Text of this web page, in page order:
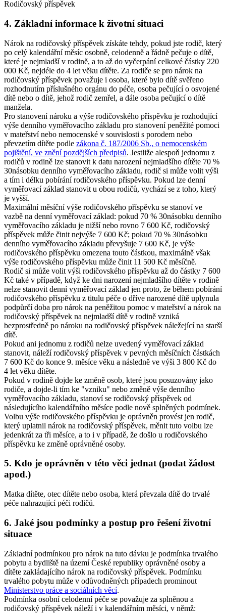
Rodičovský příspěvek
4. Základní informace k životní situaci
Nárok na rodičovský příspěvek získáte tehdy, pokud jste rodič, který
po celý kalendářní měsíc osobně, celodenně a řádně pečuje o dítě,
které je nejmladší v rodině, a to až do vyčerpání celkové částky 220
000 Kč, nejdéle do 4 let věku dítěte. Za rodiče se pro nárok na
rodičovský příspěvek považuje i osoba, které bylo dítě svěřeno
rozhodnutím příslušného orgánu do péče, osoba pečující o osvojené
dítě nebo o dítě, jehož rodič zemřel, a dále osoba pečující o dítě
manžela.
Pro stanovení nároku a výše rodičovského příspěvku je rozhodující
výše denního vyměřovacího základu pro stanovení peněžité pomoci
v mateřství nebo nemocenské v souvislosti s porodem nebo
převzetím dítěte podle zákona č. 187/2006 Sb., o nemocenském
pojištění, ve znění pozdějších předpisů. Jestliže alespoň jednomu z
rodičů v rodině lze stanovit k datu narození nejmladšího dítěte 70 %
30násobku denního vyměřovacího základu, rodič si může volit výši
a tím i délku pobírání rodičovského příspěvku. Pokud lze denní
vyměřovací základ stanovit u obou rodičů, vychází se z toho, který
je vyšší.
Maximální měsíční výše rodičovského příspěvku se stanoví ve
vazbě na denní vyměřovací základ: pokud 70 % 30násobku denního
vyměřovacího základu je nižší nebo rovno 7 600 Kč, rodičovský
příspěvek může činit nejvýše 7 600 Kč; pokud 70 % 30násobku
denního vyměřovacího základu převyšuje 7 600 Kč, je výše
rodičovského příspěvku omezena touto částkou, maximálně však
výše rodičovského příspěvku může činit 11 500 Kč měsíčně.
Rodič si může volit výši rodičovského příspěvku až do částky 7 600
Kč také v případě, když ke dni narození nejmladšího dítěte v rodině
nelze stanovit denní vyměřovací základ jen proto, že během pobírání
rodičovského příspěvku z titulu péče o dříve narozené dítě uplynula
podpůrčí doba pro nárok na peněžitou pomoc v mateřství a nárok na
rodičovský příspěvek na nejmladší dítě v rodině vzniká
bezprostředně po nároku na rodičovský příspěvek náležející na starší
dítě.
Pokud ani jednomu z rodičů nelze uvedený vyměřovací základ
stanovit, náleží rodičovský příspěvek v pevných měsíčních částkách
7 600 Kč do konce 9. měsíce věku a následně ve výši 3 800 Kč do
4 let věku dítěte.
Pokud v rodině dojde ke změně osob, které jsou posuzovány jako
rodiče, a dojde-li tím ke "vzniku" nebo změně výše denního
vyměřovacího základu, stanoví se rodičovský příspěvek od
následujícího kalendářního měsíce podle nově splněných podmínek.
Volbu výše rodičovského příspěvku je oprávněn provést jen rodič,
který uplatnil nárok na rodičovský příspěvek, měnit tuto volbu lze
jedenkrát za tři měsíce, a to i v případě, že došlo u rodičovského
příspěvku ke změně oprávněné osoby.
5. Kdo je oprávněn v této věci jednat (podat žádost
apod.)
Matka dítěte, otec dítěte nebo osoba, která převzala dítě do trvalé
péče nahrazující péči rodičů.
6. Jaké jsou podmínky a postup pro řešení životní
situace
Základní podmínkou pro nárok na tuto dávku je podmínka trvalého
pobytu a bydliště na území České republiky oprávněné osoby a
dítěte zakládajícího nárok na rodičovský příspěvek. Podmínku
trvalého pobytu může v odůvodněných případech prominout
Ministerstvo práce a sociálních věcí.
Podmínka osobní celodenní péče se považuje za splněnou a
rodičovský příspěvek náleží i v kalendářním měsíci, v němž: